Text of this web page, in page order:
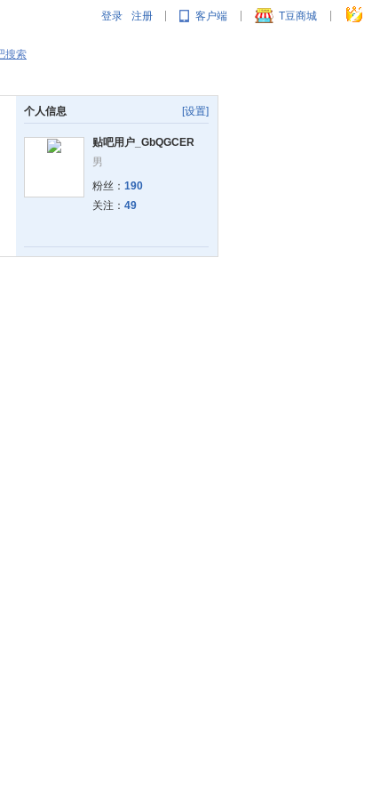
登录 注册 | 客户端 | T豆商城 |
搜索
[设置]
个人信息
贴吧用户_GbQGCER
男
粉丝： 190
关注： 49